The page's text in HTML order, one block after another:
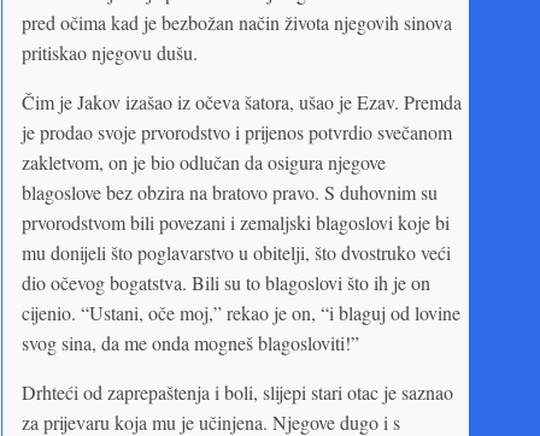
pred očima kad je bezbožan način života njegovih sinova
pritiskao njegovu dušu.
Čim je Jakov izašao iz očeva šatora, ušao je Ezav. Premda
je prodao svoje prvorodstvo i prijenos potvrdio svečanom
zakletvom, on je bio odlučan da osigura njegove
blagoslove bez obzira na bratovo pravo. S duhovnim su
prvorodstvom bili povezani i zemaljski blagoslovi koje bi
mu donijeli što poglavarstvo u obitelji, što dvostruko veći
dio očevog bogatstva. Bili su to blagoslovi što ih je on
cijenio. “Ustani, oče moj,” rekao je on, “i blaguj od lovine
svog sina, da me onda mogneš blagosloviti!”
Drhteći od zaprepaštenja i boli, slijepi stari otac je saznao
za prijevaru koja mu je učinjena. Njegove dugo i s